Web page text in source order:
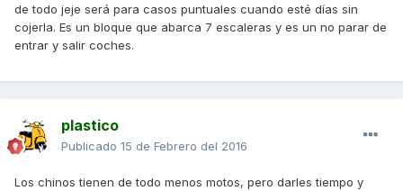
de todo jeje será para casos puntuales cuando esté días sin
cojerla. Es un bloque que abarca 7 escaleras y es un no parar de
entrar y salir coches.
plastico
Publicado 15 de Febrero del 2016
Los chinos tienen de todo menos motos, pero darles tiempo y